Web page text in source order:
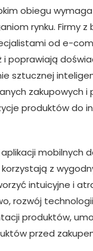
obiegu
rynku. Firmy z
od e-
poprawiają
sztucznej
zakupowych
produktów do
mobilnych
z
intuicyjne i
rozwój
produktów,
przed